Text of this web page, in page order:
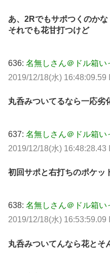
あ、2Rでもサポつくのかな
それでも花甘打つけど
636: 名無しさん＠ドル箱い
2019/12/18(水) 16:48:09.59
丸呑みついてるなら一応劣
637: 名無しさん＠ドル箱い
2019/12/18(水) 16:48:28.43
初回サポと右打ちのポケッ
638: 名無しさん＠ドル箱い
2019/12/18(水) 16:53:59.09
丸呑みついてんなら花とそ